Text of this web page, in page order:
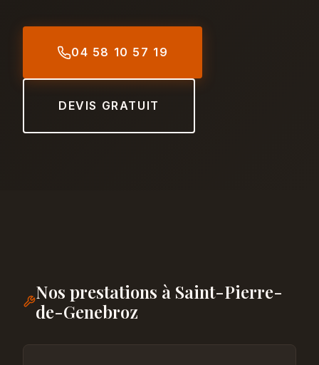
04 58 10 57 19
DEVIS GRATUIT
Nos prestations à Saint-Pierre-
de-Genebroz